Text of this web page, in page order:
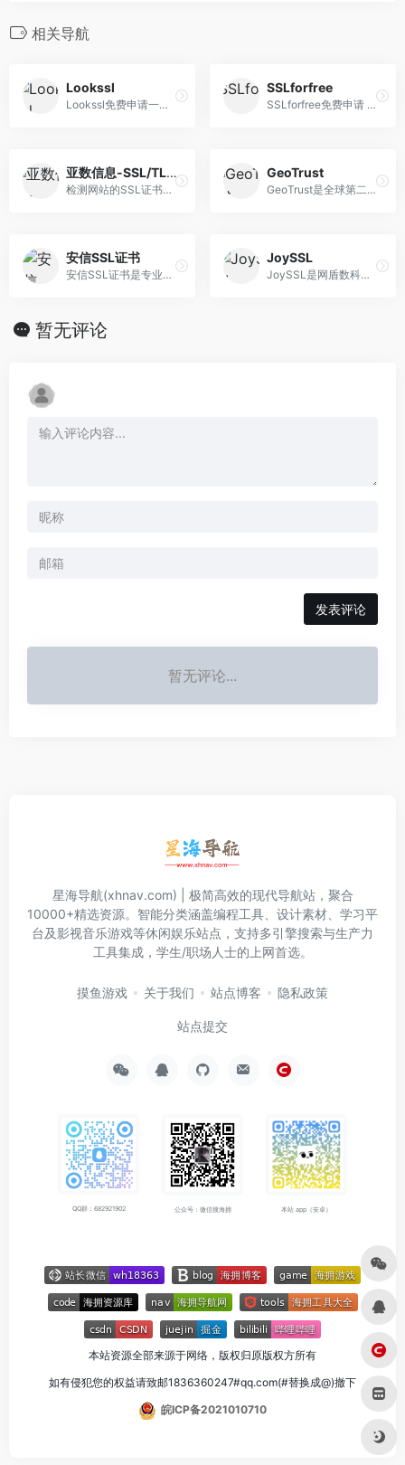
相关导航
Lookssl
Lookssl免费申请一年 Root CA 1 年期免费证书
SSLforfree
SSLforfree免费申请 Let’s Encrypt 证书 可申请通配符 SSL 证书（即申请一个证书可用于所有该域名下所有子域名证书）
亚数信息-SSL/TLS安全评估报告
检测网站的SSL证书是否安全，是否存在漏洞，是否达到SSL行业标准，符合苹果ATS规范，能否通过微信小程序安全要求。同时提供证书格式转换，CSR，证书链，SSL配置生成等工具。
GeoTrust
GeoTrust是全球第二大数字证书颁发机构，提供高性价比的SSL证书，深受国内用户喜爱。其产品支持中文域名和显示中文名称，特别适合国内用户。
安信SSL证书
安信SSL证书是专业的SSL证书...
JoySSL
JoySSL是网盾数科自研推出的...
暂无评论
发表评论
暂无评论...
星海导航(xhnav.com) | 极简高效的现代导航站，聚合
10000+精选资源。智能分类涵盖编程工具、设计素材、学习平
台及影视音乐游戏等休闲娱乐站点，支持多引擎搜索与生产力
工具集成，学生/职场人士的上网首选。
摸鱼游戏 关于我们 站点博客 隐私政策
站点提交
QQ群：682921902 公众号：微信搜海拥 本站 app（安卓）
本站资源全部来源于网络，版权归原版权方所有
如有侵犯您的权益请致邮1836360247#qq.com(#替换成@)撤下
皖ICP备2021010710